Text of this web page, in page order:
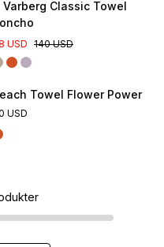
Varberg Classic Towel
USD 140 USD
Towel Flower Power
USD